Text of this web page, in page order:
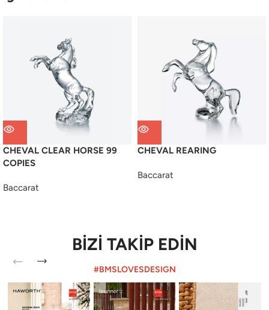
CHEVAL CLEAR HORSE 99
COPIES
Baccarat
CHEVAL REARING
Baccarat
BİZİ TAKİP EDİN
#BMSLOVESDESIGN